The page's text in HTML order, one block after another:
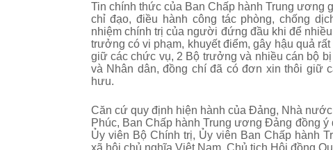
Tin chính thức của Ban Chấp hành Trung ương
chỉ đạo, điều hành công tác phòng, chống
nhiệm chính trị của người đứng đầu khi để
trưởng có vi phạm, khuyết điểm, gây hậu quả
giữ các chức vụ, 2 Bộ trưởng và nhiều cán bộ
và Nhân dân, đồng chí đã có đơn xin thôi giữ
hưu.
Căn cứ quy định hiện hành của Đảng, Nhà
Phúc, Ban Chấp hành Trung ương Đảng đồng
Ủy viên Bộ Chính trị, Ủy viên Ban Chấp hành
xã hội chủ nghĩa Việt Nam, Chủ tịch Hội đồng